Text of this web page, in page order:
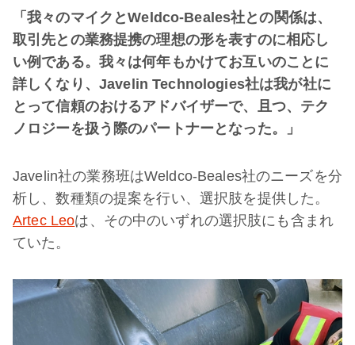
「我々のマイクとWeldco-Beales社との関係は、
取引先との業務提携の理想の形を表すのに相応し
い例である。我々は何年もかけてお互いのことに
詳しくなり、 Javelin Technologies社は我が社に
とって信頼のおけるアドバイザーで、且つ、テク
ノロジーを扱う際のパートナーとなった。」
Javelin社の業務班はWeldco-Beales社のニーズを分
析し、数種類の提案を行い、選択肢を提供した。
Artec Leoは、その中のいずれの選択肢にも含まれ
ていた。